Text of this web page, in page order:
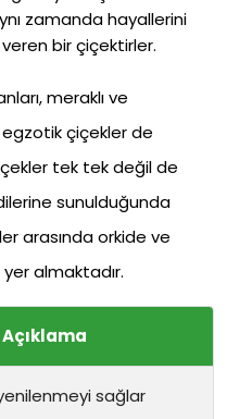
zamanda hayallerini
bir çiçektirler.
meraklı ve
egzotik çiçekler de
tek tek değil de
sunulduğunda
arasında orkide ve
almaktadır.
Açıklama
sağlar